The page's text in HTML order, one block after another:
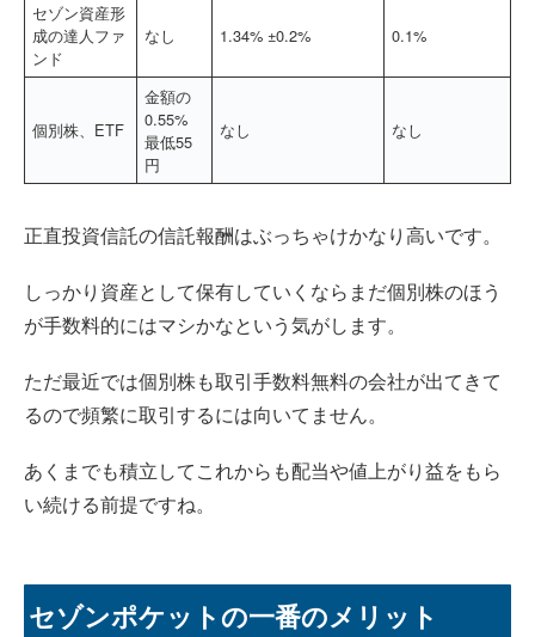
セゾン資産形
成の達人ファ
ンド
なし 1.34% ±0.2% 0.1%
個別株、ETF
金額の
0.55%
最低55
円
なし なし
正直投資信託の信託報酬はぶっちゃけかなり高いです。
しっかり資産として保有していくならまだ個別株のほう
が手数料的にはマシかなという気がします。
ただ最近では個別株も取引手数料無料の会社が出てきて
るので頻繁に取引するには向いてません。
あくまでも積立してこれからも配当や値上がり益をもら
い続ける前提ですね。
セゾンポケットの一番のメリット